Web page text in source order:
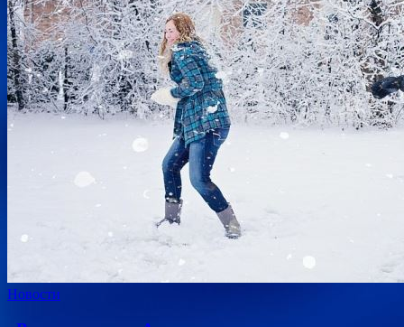
Новости